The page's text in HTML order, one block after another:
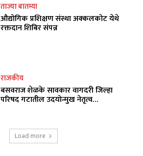
ताज्या बातम्या
औद्योगिक प्रशिक्षण संस्था अक्कलकोट येथे
रक्तदान शिबिर संपन्न
राजकीय
बसवराज शेळके सावकार वागदरी जिल्हा
परिषद गटातील उदयोन्मुख नेतृत्व…
Load more